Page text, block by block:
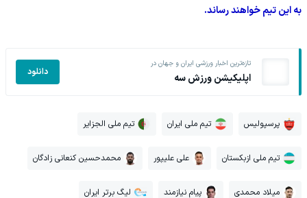
به این تیم خواهند رساند.
تازه‌ترین اخبار ورزشی ایران و جهان در
اپلیکیشن ورزش سه دانلود
پرسپولیس تیم ملی ایران تیم ملی الجزایر
تیم ملی ازبکستان علی علیپور محمدحسین کنعانی زادگان
میلاد محمدی پیام نیازمند لیگ برتر ایران